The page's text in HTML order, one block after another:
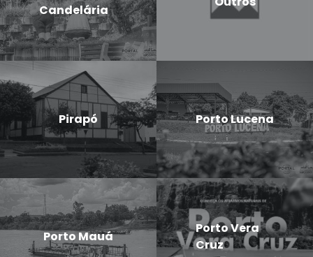
Candelária
Pirapó Porto Lucena
Porto Mauá
Porto Vera
Cruz